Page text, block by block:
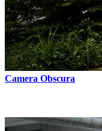
Camera Obscura